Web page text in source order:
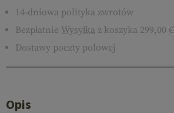
14-dniowa polityka zwrotów
Bezpłatnie Wysyłka z koszyka 299,00 €
Dostawy poczty polowej
Opis